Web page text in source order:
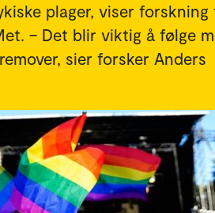
plager, viser forskning
– Det blir viktig å følge
sier forsker Anders